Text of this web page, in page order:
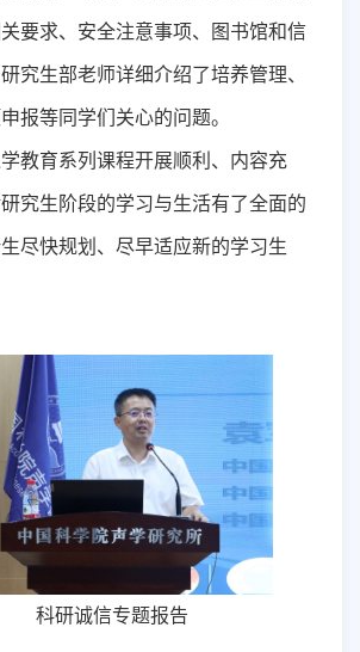
要求、安全注意事项、图书馆和信
究生部老师详细介绍了培养管理、
报等同学们关心的问题。
育系列课程开展顺利、内容充
究生阶段的学习与生活有了全面的
尽快规划、尽早适应新的学习生
科研诚信专题报告